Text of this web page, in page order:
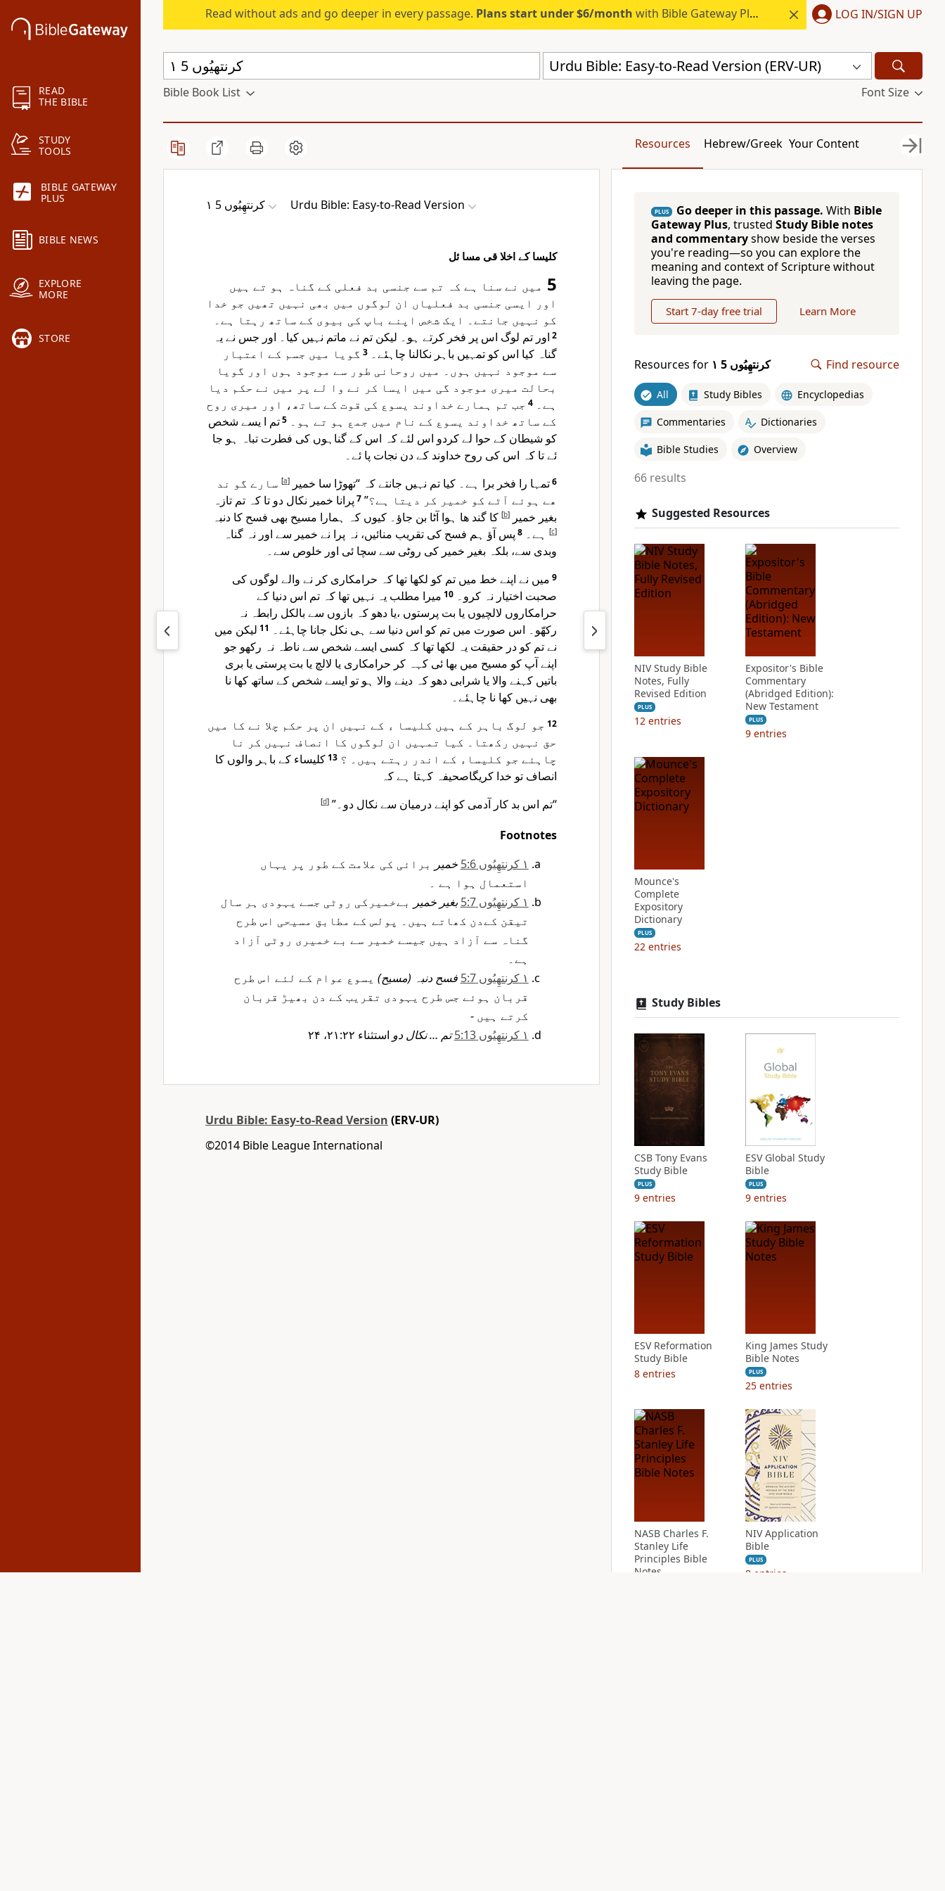
READ
THE BIBLE
STUDY
TOOLS
BIBLE GATEWAY
PLUS
BIBLE NEWS
EXPLORE
MORE
STORE
Read without ads and go deeper in every passage. Plans start under $6/month with Bible Gateway Plus. LOG IN/SIGN UP
Urdu Bible: Easy-to-Read Version (ERV-UR)
Bible Book List Font Size
Resources Hebrew/Greek Your Content
۱ کرنتھِیُوں 5 Urdu Bible: Easy-to-Read Version
کلیسا کے اخلا قی مسا ئل
5 میں نے سنا ہے کہ تم سے جنسی بد فعلی کے گناہ ہو تے ہیں
اور ایسی جنسی بد فعلیاں ان لوگوں میں بھی نہیں تھیں جو خدا
کو نہیں جانتے۔ ایک شخص اپنے باپ کی بیوی کے ساتھ رہتا ہے۔
2 اور تم لوگ اس پر فخر کرتے ہو۔ لیکن تم نے ماتم نہیں کیا۔ اور جس نے یہ
گناہ کیا اس کو تمہیں باہر نکالنا چاہئے۔ 3 گویا میں جسم کے اعتبار
سے موجود نہیں ہوں۔ میں روحانی طور سے موجود ہوں اور گویا
بحالت میری موجود گی میں ایسا کر نے وا لے پر میں نے حکم دیا
ہے۔ 4 جب تم ہمارے خداوند یسوع کی قوت کے ساتھ، اور میری روح
کے ساتھ خداوند یسوع کے نام میں جمع ہو تے ہو۔ 5تم ا یسے شخص
کو شیطان کے حوا لے کردو اس لئے کہ اس کے گناہوں کی فطرت تباہ ہو جا
ئے تا کہ اس کی روح خداوند کے دن نجات پا ئے۔
6تمہا را فخر برا ہے۔ کیا تم نہیں جانتے کہ “تھوڑا سا خمیر[
a
] سارے گو ند
ھے ہوئے آٹے کو خمیر کر دیتا ہے؟” 7 پرانا خمیر نکال دو تا کہ تم تازہ
بغیر خمیر[
b
] کا گند ھا ہوا آٹا بن جاؤ۔ کیوں کہ ہمارا مسیح بھی فسح کا دنبہ
[
c
] ہے۔ 8 پس آؤ ہم فسح کی تقریب منائیں، نہ پرا نے خمیر سے اور نہ گناہ
وبدی سے، بلکہ بغیر خمیر کی روٹی سے سچا ئی اور خلوص سے۔
9 میں نے اپنے خط میں تم کو لکھا تھا کہ حرامکاری کر نے والے لوگوں کی
صحبت اختیار نہ کرو۔ 10 میرا مطلب یہ نہیں تھا کہ تم اس دنیا کے
حرامکاروں لالچیوں یا بت پرستوں ،یا دھو کہ بازوں سے بالکل رابطہ نہ
رکھّو۔ اس صورت میں تم کو اس دنیا سے ہی نکل جانا چاہئے۔ 11 لیکن میں
نے تم کو در حقیقت یہ لکھا تھا کہ کسی ایسے شخص سے ناطہ نہ رکھو جو
اپنے آپ کو مسیح میں بھا ئی کہہ کر حرامکاری یا لالچ یا بت پرستی یا بری
باتیں کہنے والا یا شرابی دھو کہ دینے والا ہو تو ایسے شخص کے ساتھ کھا نا
بھی نہیں کھا نا چاہئے۔
12 جو لوگ باہر کے ہیں کلیسا ء کے نہیں ان پر حکم چلا نے کا میں
حق نہیں رکھتا۔ کیا تمہیں ان لوگوں کا انصاف نہیں کر نا
چاہئے جو کلیساء کے اندر رہتے ہیں۔ ؟ 13کلیساء کے باہر والوں کا
انصاف تو خدا کریگاصحیفہ کہتا ہے کہ
“تم اس بد کار آدمی کو اپنے درمیان سے نکال دو۔”[
d
]
Footnotes
۱ کرنتھِیُوں 5:6
خمیر برائی کی علامت کے طور پر یہاں
استعمال ہوا ہے ۔
۱ کرنتھِیُوں 5:7
بغیر خمیر بےخمیرکی روٹی جسے یہودی ہر سال
تیقن کےدن کھاتے ہیں۔ پولس کے مطابق مسیحی اس طرح
گناہ سے آزاد ہیں جیسے خمیر سے بے خمیری روٹی آزاد
ہے۔
۱ کرنتھِیُوں 5:7
فسح دنبہ (مسیح) یسوع عوام کے لئے اس طرح
قربان ہوئے جس طرح یہودی تقریب کے دن بھیڑ قربان
کرتے ہیں -
۱ کرنتھِیُوں 5:13
تم … نکال دو استثناء ۲۱:۲۲، ۲۴
Urdu Bible: Easy-to-Read Version (ERV-UR)
©2014 Bible League International
PLUS Go deeper in this passage. With Bible
Gateway Plus, trusted Study Bible notes
and commentaryshow beside the verses
you're reading—so you can explore the
meaning and context of Scripture without
leaving the page.
Start 7-day free trial Learn More
Resources for ۱ کرنتھِیُوں 5 Find resource
All Study Bibles Encyclopedias
Commentaries Dictionaries
Bible Studies Overview
66 results
Suggested Resources
NIV Study Bible
Notes, Fully
Revised Edition
PLUS
12 entries
Expositor's Bible
Commentary
(Abridged Edition):
New Testament
PLUS
9 entries
Mounce's
Complete
Expository
Dictionary
PLUS
22 entries
Study Bibles
CSB Tony Evans
Study Bible
PLUS
9 entries
ESV Global Study
Bible
PLUS
9 entries
ESV Reformation
Study Bible
8 entries
King James Study
Bible Notes
PLUS
25 entries
NASB Charles F.
Stanley Life
Principles Bible
Notes
NIV Application
Bible
PLUS
8 entries